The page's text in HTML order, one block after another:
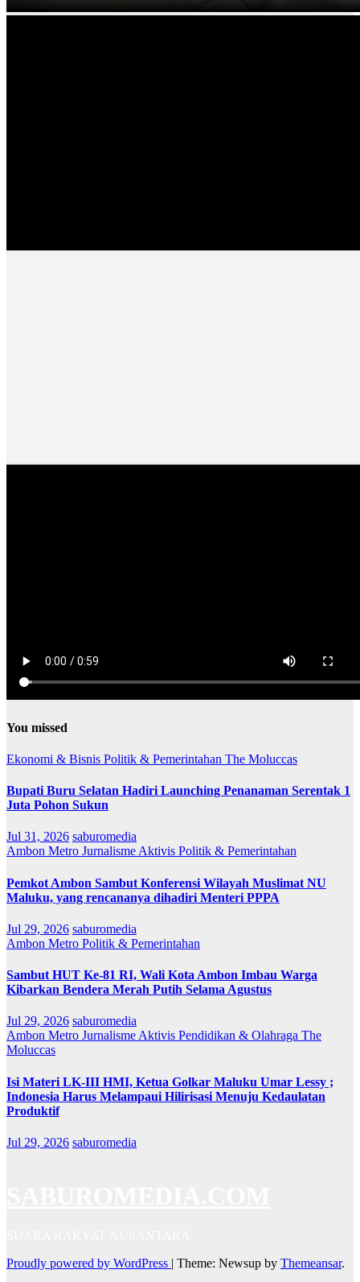
You missed
Ekonomi & Bisnis Politik & Pemerintahan The Moluccas
Bupati Buru Selatan Hadiri Launching Penanaman Serentak 1
Juta Pohon Sukun
Jul 31, 2026 saburomedia
Ambon Metro Jurnalisme Aktivis Politik & Pemerintahan
Pemkot Ambon Sambut Konferensi Wilayah Muslimat NU
Maluku, yang rencananya dihadiri Menteri PPPA
Jul 29, 2026 saburomedia
Ambon Metro Politik & Pemerintahan
Sambut HUT Ke-81 RI, Wali Kota Ambon Imbau Warga
Kibarkan Bendera Merah Putih Selama Agustus
Jul 29, 2026 saburomedia
Ambon Metro Jurnalisme Aktivis Pendidikan & Olahraga The
Moluccas
Isi Materi LK-III HMI, Ketua Golkar Maluku Umar Lessy ;
Indonesia Harus Melampaui Hilirisasi Menuju Kedaulatan
Produktif
Jul 29, 2026 saburomedia
Proudly powered by WordPress | Theme: Newsup by Themeansar.